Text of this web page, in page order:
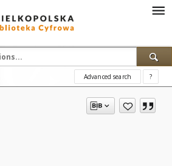
Advanced search ?